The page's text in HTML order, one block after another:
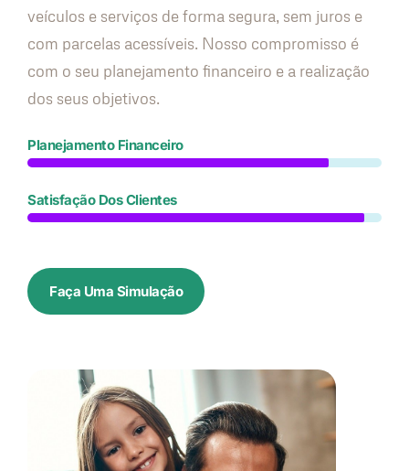
veículos e serviços de forma segura, sem juros e
com parcelas acessíveis. Nosso compromisso é
com o seu planejamento financeiro e a realização
dos seus objetivos.
Planejamento Financeiro
Satisfação Dos Clientes
Faça Uma Simulação